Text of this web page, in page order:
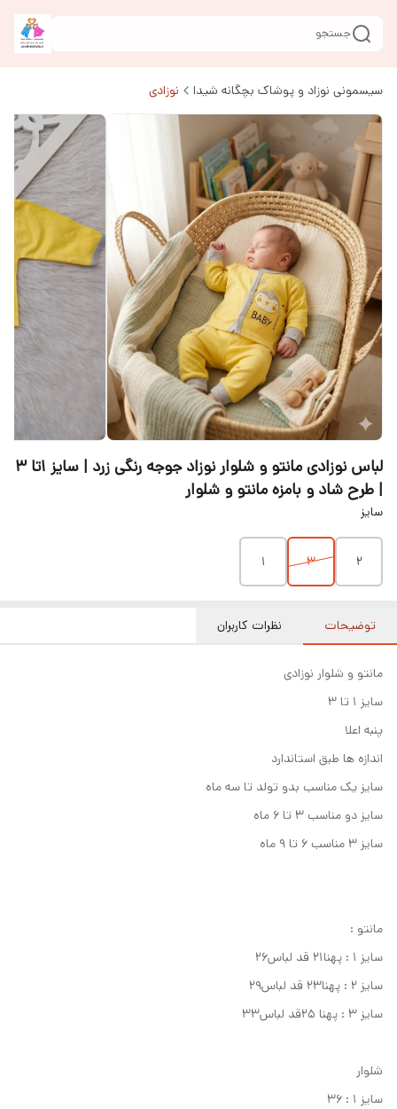
جستجو
سیسمونی نوزاد و پوشاک بچگانه شیدا نوزادی
لباس نوزادی مانتو و شلوار نوزاد جوجه رنگی زرد | سایز ۱تا ۳
| طرح شاد و بامزه مانتو و شلوار
سایز
۲ ۳ ۱
توضیحات نظرات کاربران
مانتو و شلوار نوزادی
سایز ۱ تا ۳
پنبه اعلا
اندازه ها طبق استاندارد
سایز یک مناسب بدو تولد تا سه ماه
سایز دو مناسب ۳ تا ۶ ماه
سایز ۳ مناسب ۶ تا ۹ ماه
مانتو :
سایز ۱ : پهنا۲۱ قد لباس۲۶
سایز ۲ : پهنا۲۳ قد لباس۲۹
سایز ۳ : پهنا ۲۵قد لباس۳۳
شلوار
سایز ۱ : ۳۶